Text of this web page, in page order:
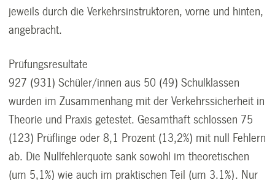
jeweils durch die Verkehrsinstruktoren, vorne und hinten,
angebracht.
Prüfungsresultate
927 (931) Schüler/innen aus 50 (49) Schulklassen
wurden im Zusammenhang mit der Verkehrssicherheit in
Theorie und Praxis getestet. Gesamthaft schlossen 75
(123) Prüflinge oder 8,1 Prozent (13,2%) mit null Fehlern
ab. Die Nullfehlerquote sank sowohl im theoretischen
(um 5,1%) wie auch im praktischen Teil (um 3.1%). Nur